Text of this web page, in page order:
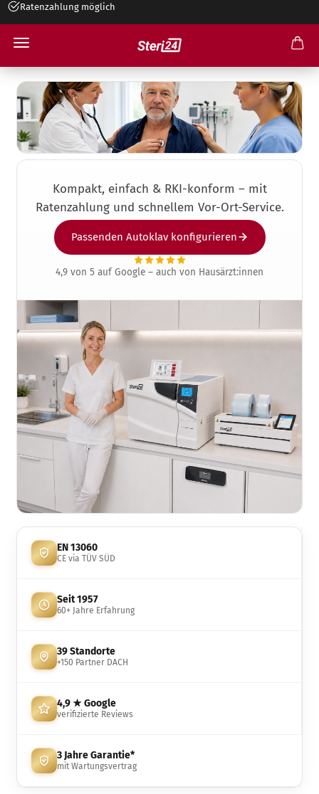
+49 545 26 34 99 30
Autoklav für Allgemeinmedizin
Kompakt, einfach & RKI-konform – mit
Ratenzahlung und schnellem Vor-Ort-Service.
Passenden Autoklav konfigurieren
4,9 von 5 auf Google – auch von Hausärzt:innen
EN 13060
CE via TÜV SÜD
Seit 1957
60+ Jahre Erfahrung
39 Standorte
+150 Partner DACH
4,9 ★ Google
verifizierte Reviews
3 Jahre Garantie*
mit Wartungsvertrag